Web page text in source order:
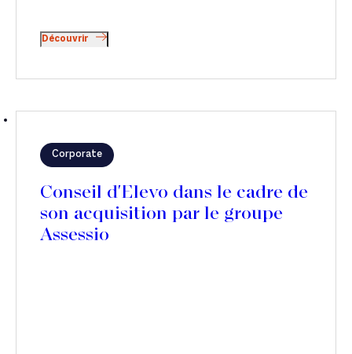
Découvrir
Corporate
Conseil d'Elevo dans le cadre de
son acquisition par le groupe
Assessio